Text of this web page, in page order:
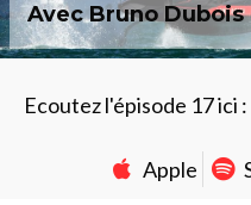
Avec Bruno
Ecoutez l'épisode 17 ici :
Apple